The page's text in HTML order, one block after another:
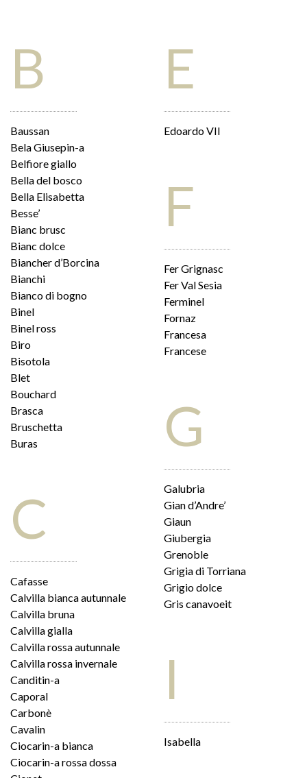
B
Baussan
Bela Giusepin-a
Belfiore giallo
Bella del bosco
Bella Elisabetta
Besse’
Bianc brusc
Bianc dolce
Biancher d’Borcina
Bianchi
Bianco di bogno
Binel
Binel ross
Biro
Bisotola
Blet
Bouchard
Brasca
Bruschetta
Buras
C
Cafasse
Calvilla bianca autunnale
Calvilla bruna
Calvilla gialla
Calvilla rossa autunnale
Calvilla rossa invernale
Canditin-a
Caporal
Carbonè
Cavalin
Ciocarin-a bianca
Ciocarin-a rossa dossa
E
Edoardo VII
F
Fer Grignasc
Fer Val Sesia
Ferminel
Fornaz
Francesa
Francese
G
Galubria
Gian d’Andre’
Giaun
Giubergia
Grenoble
Grigia di Torriana
Grigio dolce
Gris canavoeit
I
Isabella